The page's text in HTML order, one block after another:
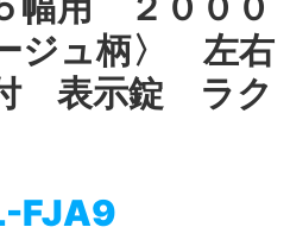
ジュ柄〉 左右
表示錠 ラク
FJA9